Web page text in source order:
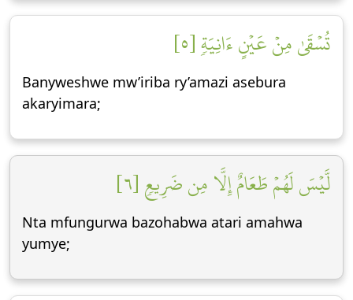
تُسۡقَىٰ مِنۡ عَيۡنٍ ءَانِيَةٖ [٥]
Banyweshwe mw’iriba ry’amazi asebura
akaryimara;
لَّيۡسَ لَهُمۡ طَعَامٌ إِلَّا مِن ضَرِيعٖ [٦]
Nta mfungurwa bazohabwa atari amahwa
yumye;